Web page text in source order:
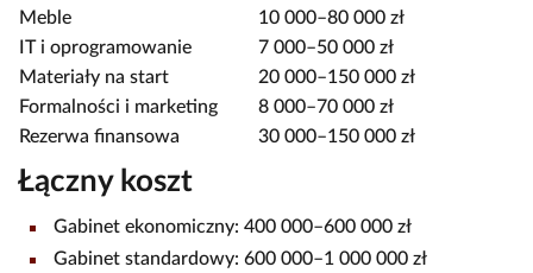
Meble
10 000–80 000 zł
IT i oprogramowanie
7 000–50 000 zł
Materiały na start
20 000–150 000 zł
Formalności i marketing
8 000–70 000 zł
Rezerwa finansowa
30 000–150 000 zł
Łączny koszt
Gabinet ekonomiczny: 400 000–600 000 zł
Gabinet standardowy: 600 000–1 000 000 zł